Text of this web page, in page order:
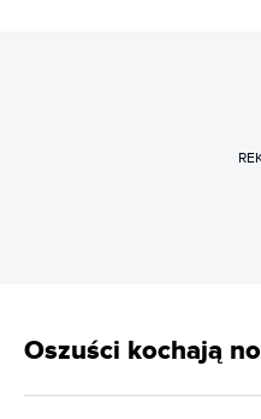
Oszuści kochają